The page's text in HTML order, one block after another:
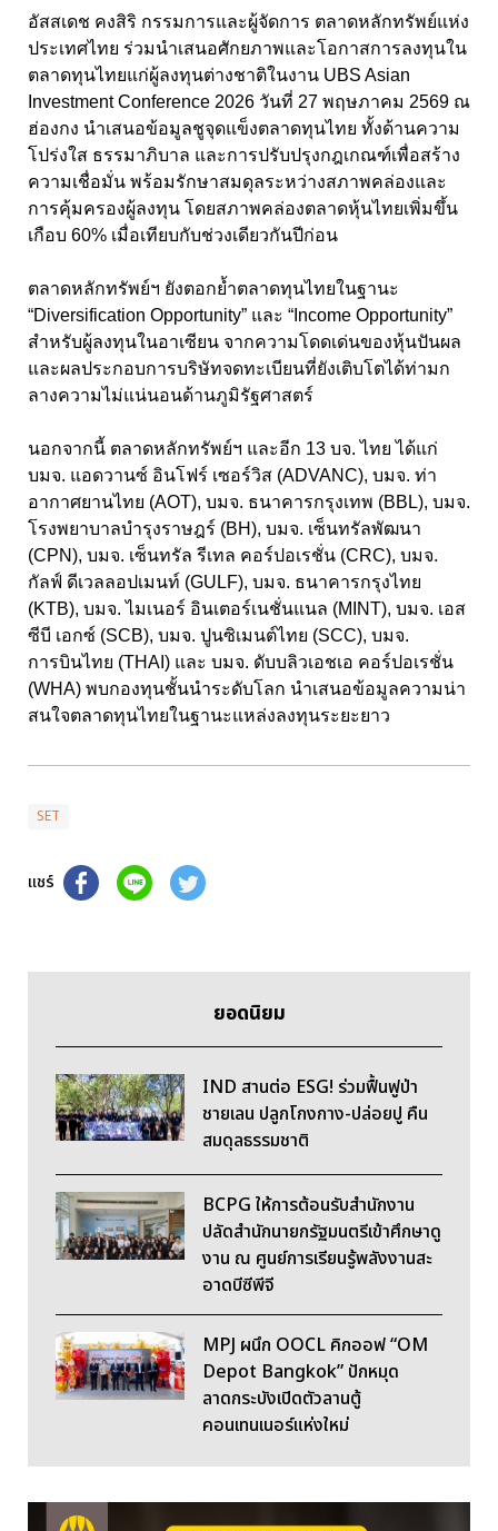
อัสสเดช คงสิริ กรรมการและผู้จัดการ ตลาดหลักทรัพย์แห่ง
ประเทศไทย ร่วมนำเสนอศักยภาพและโอกาสการลงทุนใน
ตลาดทุนไทยแก่ผู้ลงทุนต่างชาติในงาน UBS Asian
Investment Conference 2026 วันที่ 27 พฤษภาคม 2569 ณ
ฮ่องกง นำเสนอข้อมูลชูจุดแข็งตลาดทุนไทย ทั้งด้านความ
โปร่งใส ธรรมาภิบาล และการปรับปรุงกฎเกณฑ์เพื่อสร้าง
ความเชื่อมั่น พร้อมรักษาสมดุลระหว่างสภาพคล่องและ
การคุ้มครองผู้ลงทุน โดยสภาพคล่องตลาดหุ้นไทยเพิ่มขึ้น
เกือบ 60% เมื่อเทียบกับช่วงเดียวกันปีก่อน
ตลาดหลักทรัพย์ฯ ยังตอกย้ำตลาดทุนไทยในฐานะ
“Diversification Opportunity” และ “Income Opportunity”
สำหรับผู้ลงทุนในอาเซียน จากความโดดเด่นของหุ้นปันผล
และผลประกอบการบริษัทจดทะเบียนที่ยังเติบโตได้ท่ามก
ลางความไม่แน่นอนด้านภูมิรัฐศาสตร์
นอกจากนี้ ตลาดหลักทรัพย์ฯ และอีก 13 บจ. ไทย ได้แก่
บมจ. แอดวานซ์ อินโฟร์ เซอร์วิส (ADVANC), บมจ. ท่า
อากาศยานไทย (AOT), บมจ. ธนาคารกรุงเทพ (BBL), บมจ.
โรงพยาบาลบำรุงราษฎร์ (BH), บมจ. เซ็นทรัลพัฒนา
(CPN), บมจ. เซ็นทรัล รีเทล คอร์ปอเรชั่น (CRC), บมจ.
กัลฟ์ ดีเวลลอปเมนท์ (GULF), บมจ. ธนาคารกรุงไทย
(KTB), บมจ. ไมเนอร์ อินเตอร์เนชั่นแนล (MINT), บมจ. เอส
ซีบี เอกซ์ (SCB), บมจ. ปูนซิเมนต์ไทย (SCC), บมจ.
การบินไทย (THAI) และ บมจ. ดับบลิวเอชเอ คอร์ปอเรชั่น
(WHA) พบกองทุนชั้นนำระดับโลก นำเสนอข้อมูลความน่า
สนใจตลาดทุนไทยในฐานะแหล่งลงทุนระยะยาว
SET
แชร์
ยอดนิยม
IND สานต่อ ESG! ร่วมฟื้นฟูป่า
ชายเลน ปลูกโกงกาง-ปล่อยปู คืน
สมดุลธรรมชาติ
BCPG ให้การต้อนรับสำนักงาน
ปลัดสำนักนายกรัฐมนตรีเข้าศึกษาดู
งาน ณ ศูนย์การเรียนรู้พลังงานสะ
อาดบีซีพีจี
MPJ ผนึก OOCL คิกออฟ “OM
Depot Bangkok” ปักหมุด
ลาดกระบังเปิดตัวลานตู้
คอนเทนเนอร์แห่งใหม่